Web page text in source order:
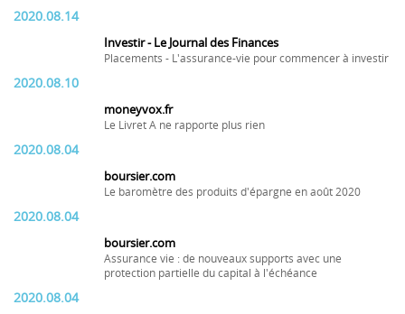
2020.08.14
Investir - Le Journal des Finances
Placements - L'assurance-vie pour commencer à investir
2020.08.10
moneyvox.fr
Le Livret A ne rapporte plus rien
2020.08.04
boursier.com
Le baromètre des produits d'épargne en août 2020
2020.08.04
boursier.com
Assurance vie : de nouveaux supports avec une
protection partielle du capital à l'échéance
2020.08.04